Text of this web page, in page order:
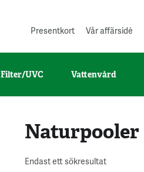
Presentkort Vår affärsidé
Filter/UVC Vattenvård
Naturpooler
Endast ett sökresultat